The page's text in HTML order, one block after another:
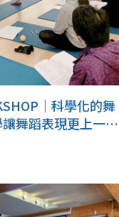
｜科學化的舞
舞蹈表現更上一層